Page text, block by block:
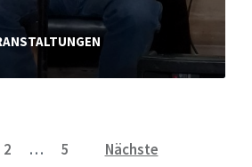
2 … 5 Nächste